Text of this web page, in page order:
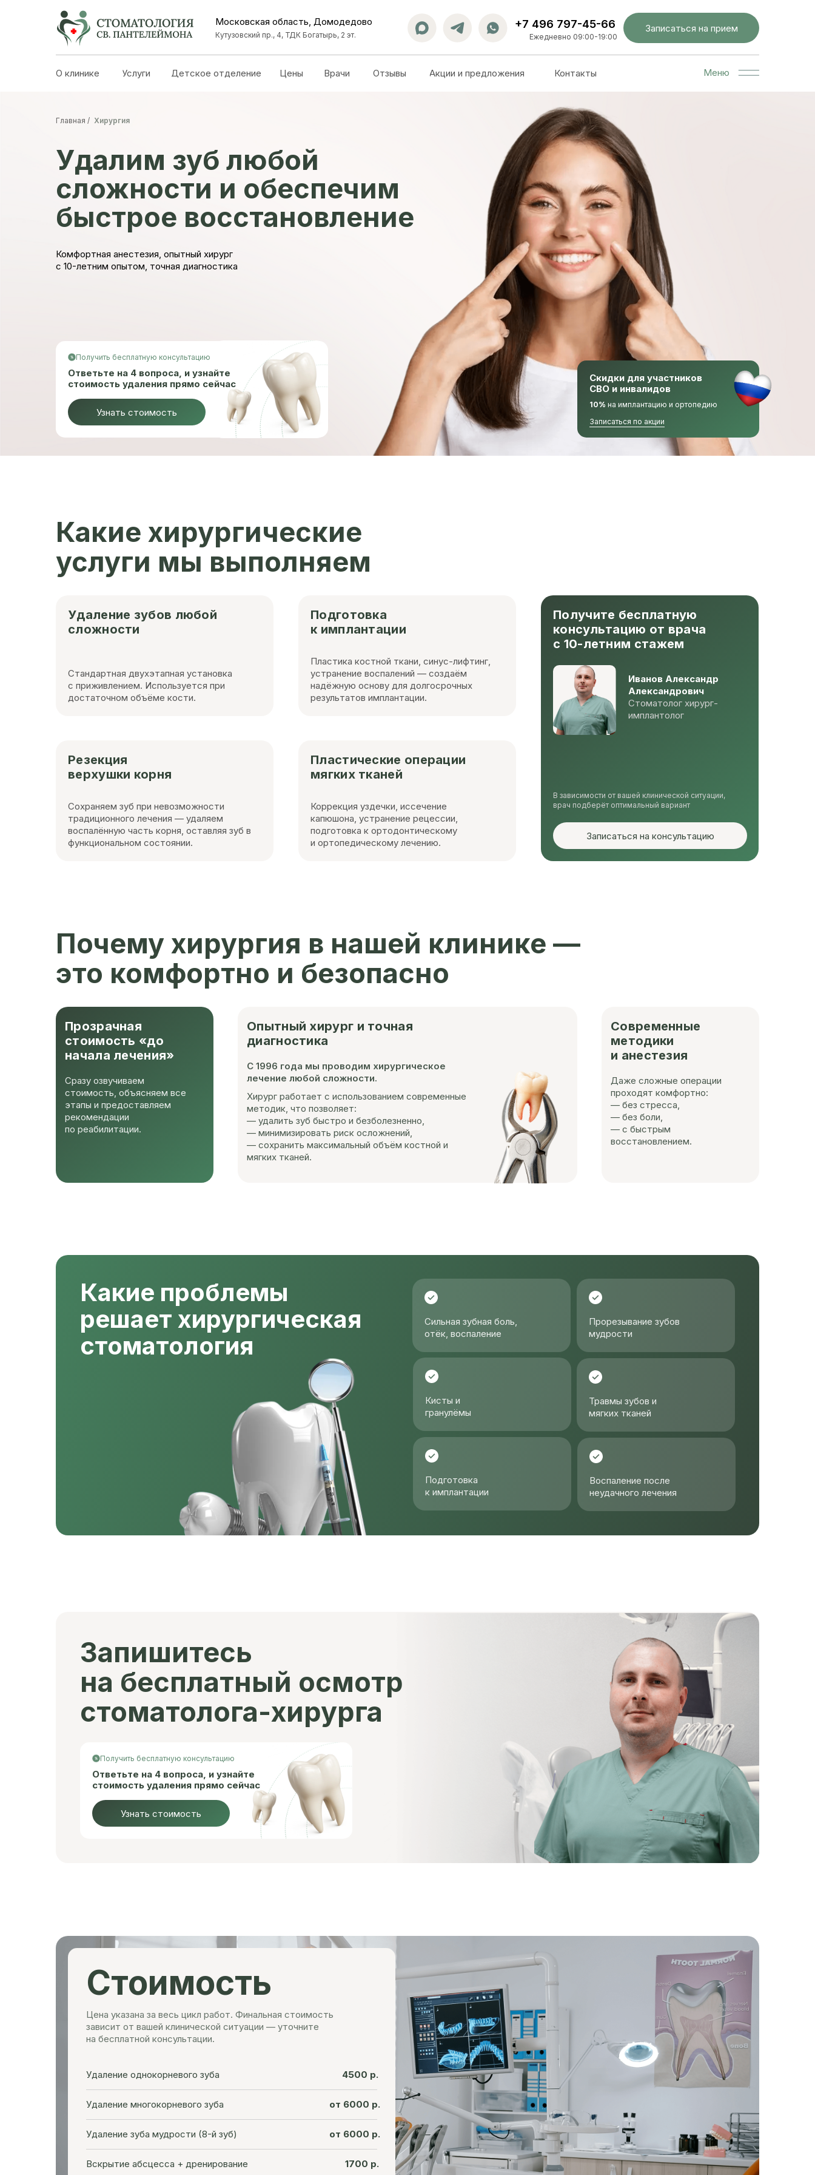
Кутузовский пр., 4, ТДК Богатырь, 2 эт.
Московская область, Домодедово
Ежедневно 09:00-19:00
+7 496 797-45-66 Записаться на прием
Акции и предложения Контакты
Отзывы
Врачи
Цены
Детское отделение
Услуги
О клинике Меню
Удалим зуб любой
сложности и обеспечим
быстрое восстановление
Комфортная анестезия, опытный хирург
с 10-летним опытом, точная диагностика
Главная / Хирургия
Ответьте на 4 вопроса, и узнайте
стоимость удаления прямо сейчас
Получить бесплатную консультацию
Скидки для участников
СВО и инвалидов
Записаться по акции
10% на имплантацию и ортопедию
Узнать стоимость
Какие хирургические
услуги мы выполняем
Удаление зубов любой
сложности
Стандартная двухэтапная установка
с приживлением. Используется при
достаточном объёме кости.
Получите бесплатную
консультацию от врача
с 10-летним стажем
Иванов Александр
Александрович
Стоматолог хирург-
имплантолог
В зависимости от вашей клинической ситуации,
врач подберёт оптимальный вариант
Резекция
верхушки корня
Сохраняем зуб при невозможности
традиционного лечения — удаляем
воспалённую часть корня, оставляя зуб в
функциональном состоянии.
Пластические операции
мягких тканей
Коррекция уздечки, иссечение
капюшона, устранение рецессии,
подготовка к ортодонтическому
и ортопедическому лечению.
Подготовка
к имплантации
Пластика костной ткани, синус-лифтинг,
устранение воспалений — создаём
надёжную основу для долгосрочных
результатов имплантации.
Записаться на консультацию
Почему хирургия в нашей клинике —
это комфортно и безопасно
Прозрачная
стоимость «до
начала лечения»
Сразу озвучиваем
стоимость, объясняем все
этапы и предоставляем
рекомендации
по реабилитации.
Современные
методики
и анестезия
Даже сложные операции
проходят комфортно:
— без стресса,
— без боли,
— с быстрым
восстановлением.
Опытный хирург и точная
диагностика
С 1996 года мы проводим хирургическое
лечение любой сложности.
Хирург работает с использованием современные
методик, что позволяет:
— удалить зуб быстро и безболезненно,
— минимизировать риск осложнений,
— сохранить максимальный объём костной и
мягких тканей.
Какие проблемы
решает хирургическая
стоматология
Прорезывание зубов
мудрости
Сильная зубная боль,
отёк, воспаление
Травмы зубов и
мягких тканей
Кисты и
гранулёмы
Воспаление после
неудачного лечения
Подготовка
к имплантации
Ответьте на 4 вопроса, и узнайте
стоимость удаления прямо сейчас
Получить бесплатную консультацию
Узнать стоимость
Запишитесь
на бесплатный осмотр
стоматолога-хирурга
Стоимость
Цена указана за весь цикл работ. Финальная стоимость
зависит от вашей клинической ситуации — уточните
на бесплатной консультации.
Удаление однокорневого зуба 4500 р.
Удаление многокорневого зуба от 6000 р.
Удаление зуба мудрости (8-й зуб) от 6000 р.
Вскрытие абсцесса + дренирование 1700 р.